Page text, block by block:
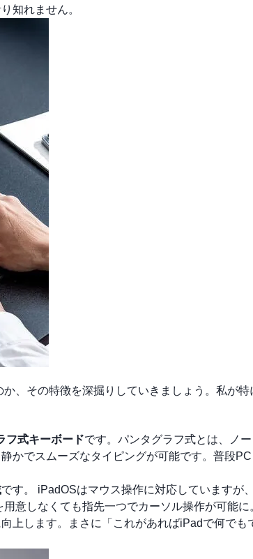
知れません。
、その特徴を深掘りしていきましょう。私が特
フ式キーボードです。パンタグラフ式とは、ノ
かでスムーズなタイピングが可能です。普段
です。 iPadOSはマウス操作に対応していますが
意しなくても指先一つでカーソル操作が可能
上します。まさに「これがあればiPadで何でも